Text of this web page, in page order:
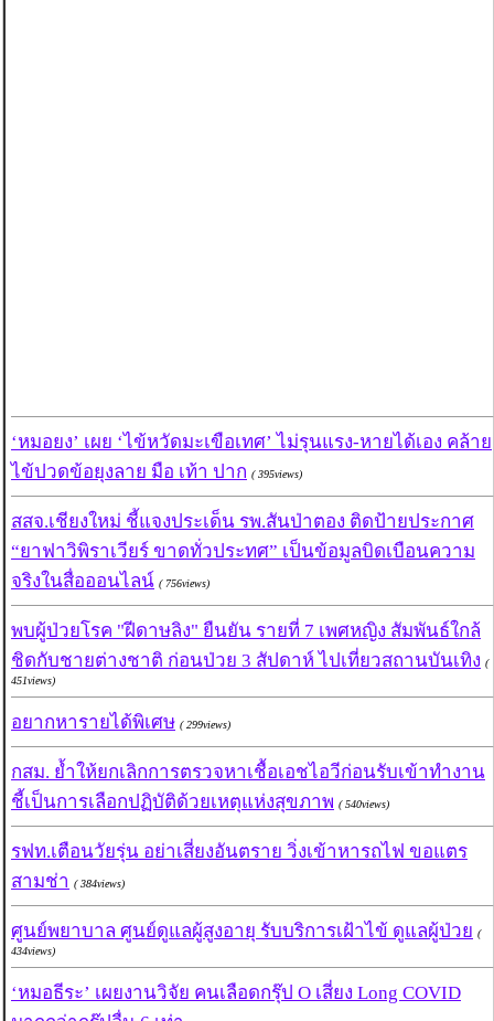
‘หมอยง’ เผย ‘ไข้หวัดมะเขือเทศ’ ไม่รุนแรง-หายได้เอง คล้าย
ไข้ปวดข้อยุงลาย มือ เท้า ปาก ( 395views)
สสจ.เชียงใหม่ ชี้แจงประเด็น รพ.สันป่าตอง ติดป้ายประกาศ
“ยาฟาวิพิราเวียร์ ขาดทั่วประทศ” เป็นข้อมูลบิดเบือนความ
จริงในสื่อออนไลน์ ( 756views)
พบผู้ป่วยโรค "ฝีดาษลิง" ยืนยัน รายที่ 7 เพศหญิง สัมพันธ์ใกล้
ชิดกับชายต่างชาติ ก่อนป่วย 3 สัปดาห์ ไปเที่ยวสถานบันเทิง (
451views)
อยากหารายได้พิเศษ ( 299views)
กสม. ย้ำให้ยกเลิกการตรวจหาเชื้อเอชไอวีก่อนรับเข้าทำงาน
ชี้เป็นการเลือกปฏิบัติด้วยเหตุแห่งสุขภาพ ( 540views)
รฟท.เตือนวัยรุ่น อย่าเสี่ยงอันตราย วิ่งเข้าหารถไฟ ขอแตร
สามช่า ( 384views)
ศูนย์พยาบาล ศูนย์ดูแลผู้สูงอายุ รับบริการเฝ้าไข้ ดูแลผู้ป่วย (
434views)
‘หมอธีระ’ เผยงานวิจัย คนเลือดกรุ๊ป O เสี่ยง Long COVID